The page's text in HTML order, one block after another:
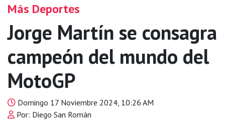
Más Deportes
Jorge Martín se consagra
campeón del mundo del
MotoGP
Domingo 17 Noviembre 2024, 10:26 AM
Por: Diego San Román